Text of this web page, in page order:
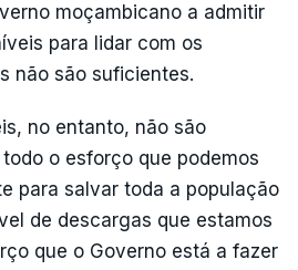
moçambicano a admitir
para lidar com os
não são suficientes.
no entanto, não são
o esforço que podemos
para salvar toda a população
de descargas que estamos
que o Governo está a fazer